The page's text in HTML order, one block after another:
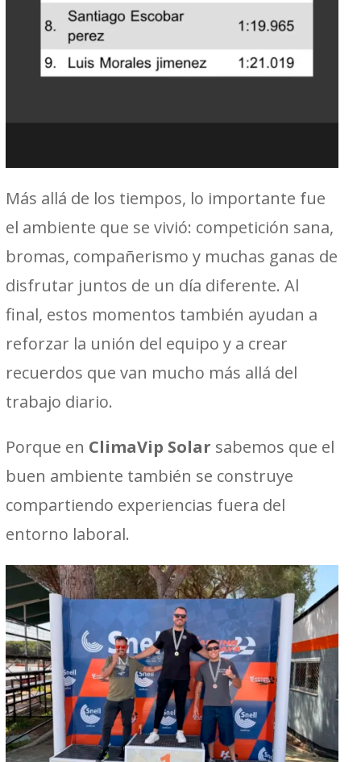
Más allá de los tiempos, lo importante fue
el ambiente que se vivió: competición sana,
bromas, compañerismo y muchas ganas de
disfrutar juntos de un día diferente. Al
final, estos momentos también ayudan a
reforzar la unión del equipo y a crear
recuerdos que van mucho más allá del
trabajo diario.
Porque en ClimaVip Solar sabemos que el
buen ambiente también se construye
compartiendo experiencias fuera del
entorno laboral.